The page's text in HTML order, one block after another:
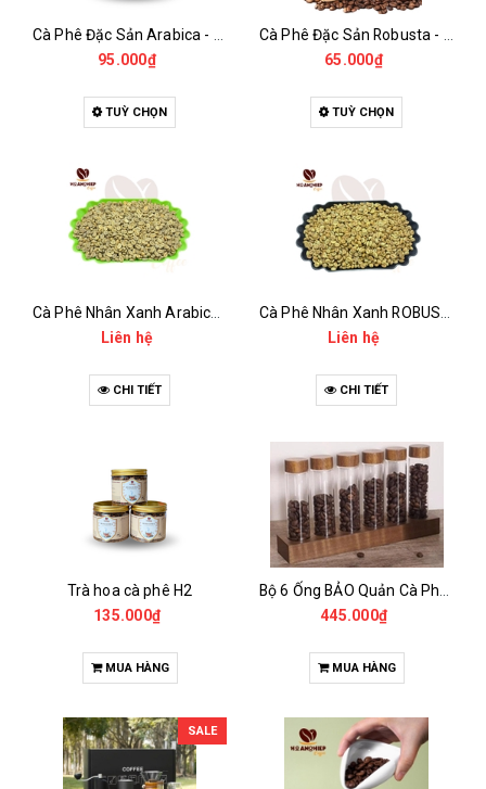
95.000₫
TUỲ CHỌN
65.000₫
TUỲ CHỌN
Liên hệ
CHI TIẾT
Liên hệ
CHI TIẾT
Trà hoa cà phê H2
135.000₫
MUA HÀNG
445.000₫
MUA HÀNG
SALE